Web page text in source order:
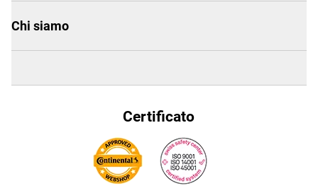
Chi siamo
Certificato